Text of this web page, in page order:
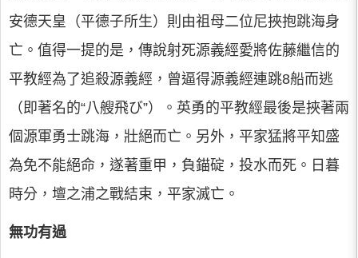
安德天皇（平德子所生）則由祖母二位尼挾抱跳海身
亡。值得一提的是，傳說射死源義經愛將佐藤繼信的
平教經為了追殺源義經，曾逼得源義經連跳8船而逃
（即著名的“八艘飛び”）。英勇的平教經最後是挾著兩
個源軍勇士跳海，壯絕而亡。另外，平家猛將平知盛
為免不能絕命，遂著重甲，負錨碇，投水而死。日暮
時分，壇之浦之戰結束，平家滅亡。
無功有過